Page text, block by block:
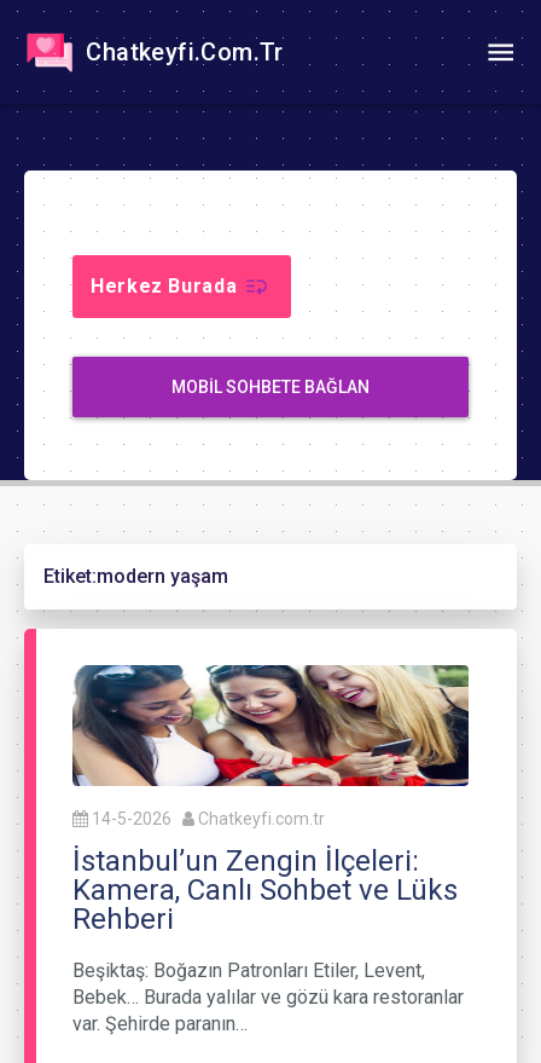
Chatkeyfi.Com.Tr
Herkez Burada
MOBIL SOHBETE BAĞLAN
Etiket:modern yaşam
14-5-2026 Chatkeyfi.com.tr
İstanbul’un Zengin İlçeleri:
Kamera, Canlı Sohbet ve Lüks
Rehberi
Beşiktaş: Boğazın Patronları Etiler, Levent,
Bebek… Burada yalılar ve gözü kara restoranlar
var. Şehirde paranın…